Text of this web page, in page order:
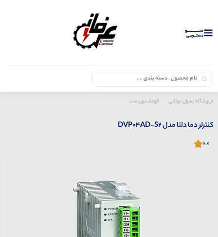
منــــــــــــو
دستــرسی
فروشگاه پسران عرفانی اتوماسیون صنعتی
کنترلر دما دلتا مدل DVP04AD-S2
0.0